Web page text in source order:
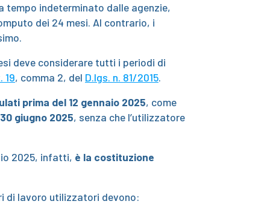
tempo indeterminato dalle agenzie,
dei 24 mesi. Al contrario, i
deve considerare tutti i periodi di
19, comma 2, del D.lgs. n. 81/2015.
prima del 12 gennaio 2025, come
giugno 2025, senza che l’utilizzatore
2025, infatti, è la costituzione
di lavoro utilizzatori devono: